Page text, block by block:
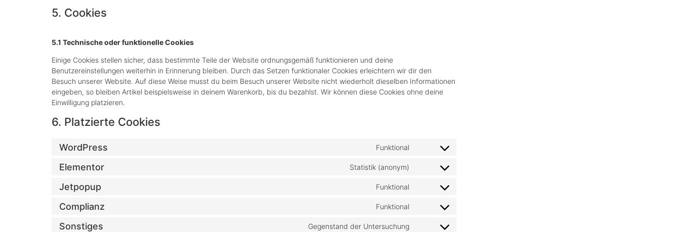
5. Cookies
5.1 Technische oder funktionelle Cookies
Einige Cookies stellen sicher, dass bestimmte Teile der Website ordnungsgemäß funktionieren und deine
Benutzereinstellungen weiterhin in Erinnerung bleiben. Durch das Setzen funktionaler Cookies erleichtern wir dir den
Besuch unserer Website. Auf diese Weise musst du beim Besuch unserer Website nicht wiederholt dieselben Informationen
eingeben, so bleiben Artikel beispielsweise in deinem Warenkorb, bis du bezahlst. Wir können diese Cookies ohne deine
Einwilligung platzieren.
6. Platzierte Cookies
WordPress Funktional
Elementor Statistik (anonym)
Jetpopup Funktional
Complianz Funktional
Sonstiges Gegenstand der Untersuchung